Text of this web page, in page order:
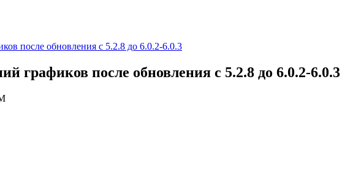
после обновления c 5.2.8 до 6.0.2-6.0.3
графиков после обновления c 5.2.8 до 6.0.2-6.0.3